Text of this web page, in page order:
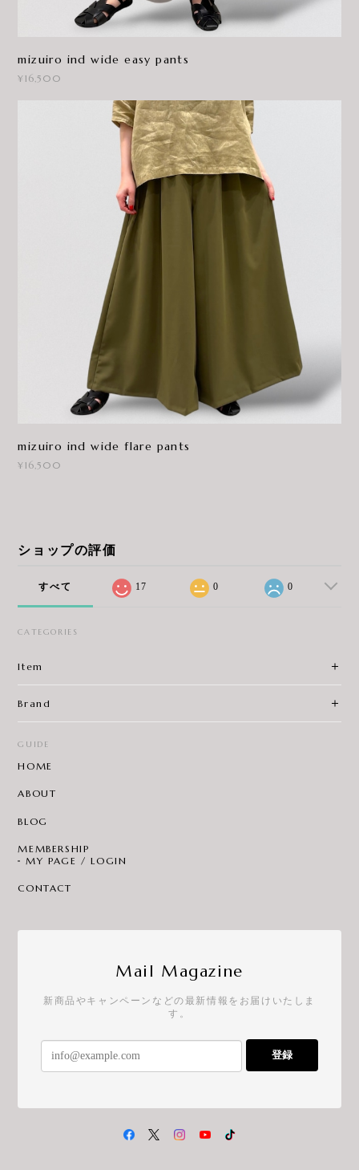
mizuiro ind wide easy pants
¥16,500
mizuiro ind wide flare pants
¥16,500
ショップの評価
すべて 17 0 0
CATEGORIES
Item
Brand
GUIDE
HOME
ABOUT
BLOG
MEMBERSHIP
MY PAGE / LOGIN
CONTACT
Mail Magazine
新商品やキャンペーンなどの最新情報をお届けいたしま
す。
登録